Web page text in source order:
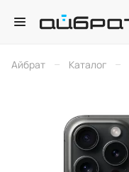
Айбрат – Каталог –